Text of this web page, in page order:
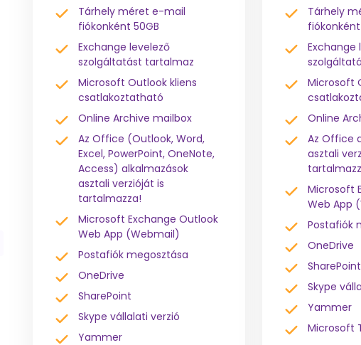
Tárhely méret e-mail
fiókonként 50GB
Exchange levelező
szolgáltatást tartalmaz
Microsoft Outlook kliens
csatlakoztatható
Online Archive mailbox
Az Office (Outlook, Word,
Excel, PowerPoint, OneNote,
Access) alkalmazások
asztali verzióját is
tartalmazza!
Microsoft Exchange Outlook
Web App (Webmail)
Postafiók megosztása
OneDrive
SharePoint
Skype vállalati verzió
Yammer
Tárhely
fiókonként
Exchange
Microsoft
Online
Az Office
asztali
Microsoft
Web App
Postafiók
OneDrive
SharePoint
Skype
Yammer
Microsoft